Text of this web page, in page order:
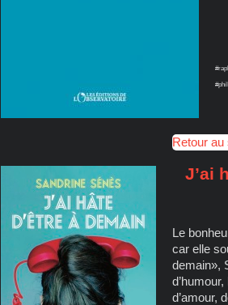
Retour au
J’ai
Le
car elle
demain»,
d’amour,